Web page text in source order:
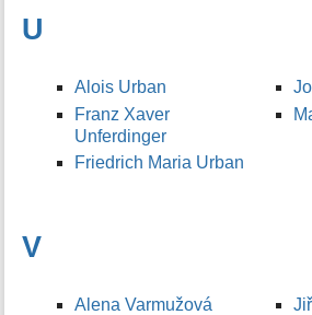
U
Alois Urban
Franz Xaver
Unferdinger
Friedrich Maria Urban
V
Alena Varmužová